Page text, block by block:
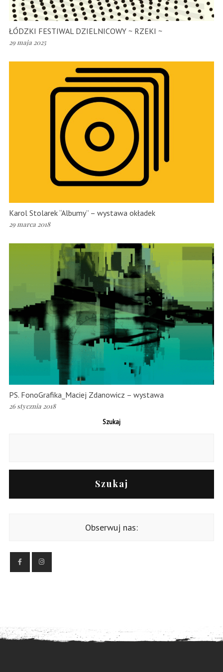
ŁÓDZKI FESTIWAL DZIELNICOWY ~ RZEKI ~
29 maja 2025
Karol Stolarek “Albumy” – wystawa okładek
29 marca 2018
PS. FonoGrafika_Maciej Zdanowicz – wystawa
26 stycznia 2018
Szukaj
Szukaj
Obserwuj nas: